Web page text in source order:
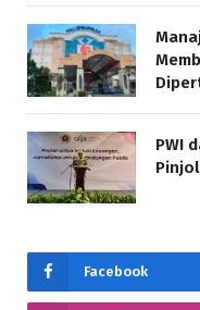
PWI
Facebook